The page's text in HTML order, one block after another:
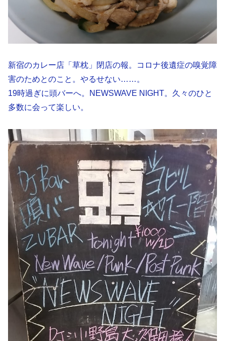
新宿のカレー店「草枕」閉店の報。コロナ後遺症の嗅覚障
害のためとのこと。やるせない……。
19時過ぎに頭バーへ。NEWSWAVE NIGHT。久々のひと
多数に会って楽しい。